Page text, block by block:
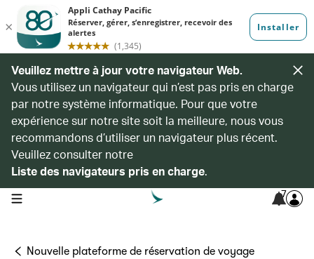
Veuillez mettre à jour votre navigateur Web.
Vous utilisez un navigateur qui n’est pas pris en charge
par notre système informatique. Pour que votre
expérience sur notre site soit la meilleure, nous vous
recommandons d’utiliser un navigateur plus récent.
Veuillez consulter notre
Liste des navigateurs pris en charge.
open navigation menu 7
Nouvelle plateforme de réservation de voyage